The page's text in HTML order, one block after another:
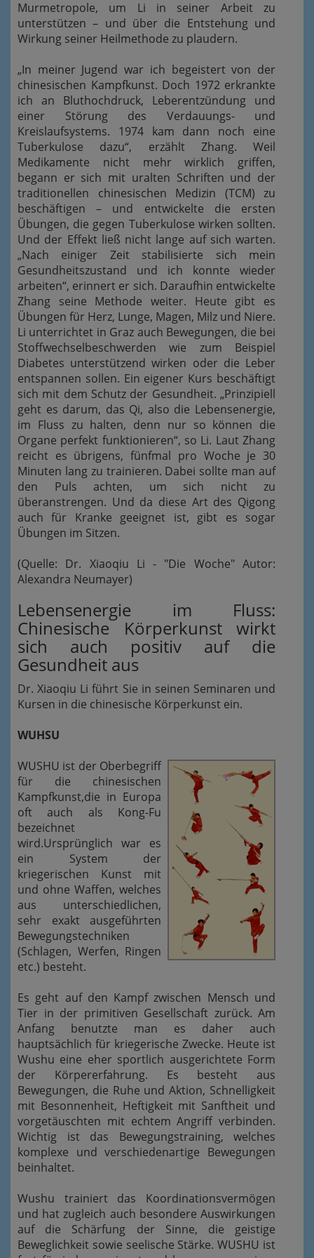
Murmetropole, um Li in seiner Arbeit zu
unterstützen – und über die Entstehung und
Wirkung seiner Heilmethode zu plaudern.
„In meiner Jugend war ich begeistert von der
chinesischen Kampfkunst. Doch 1972 erkrankte
ich an Bluthochdruck, Leberentzündung und
einer Störung des Verdauungs- und
Kreislaufsystems. 1974 kam dann noch eine
Tuberkulose dazu“, erzählt Zhang. Weil
Medikamente nicht mehr wirklich griffen,
begann er sich mit uralten Schriften und der
traditionellen chinesischen Medizin (TCM) zu
beschäftigen – und entwickelte die ersten
Übungen, die gegen Tuberkulose wirken sollten.
Und der Effekt ließ nicht lange auf sich warten.
„Nach einiger Zeit stabilisierte sich mein
Gesundheitszustand und ich konnte wieder
arbeiten“, erinnert er sich. Daraufhin entwickelte
Zhang seine Methode weiter. Heute gibt es
Übungen für Herz, Lunge, Magen, Milz und Niere.
Li unterrichtet in Graz auch Bewegungen, die bei
Stoffwechselbeschwerden wie zum Beispiel
Diabetes unterstützend wirken oder die Leber
entspannen sollen. Ein eigener Kurs beschäftigt
sich mit dem Schutz der Gesundheit. „Prinzipiell
geht es darum, das Qi, also die Lebensenergie,
im Fluss zu halten, denn nur so können die
Organe perfekt funktionieren“, so Li. Laut Zhang
reicht es übrigens, fünfmal pro Woche je 30
Minuten lang zu trainieren. Dabei sollte man auf
den Puls achten, um sich nicht zu
überanstrengen. Und da diese Art des Qigong
auch für Kranke geeignet ist, gibt es sogar
Übungen im Sitzen.
(Quelle: Dr. Xiaoqiu Li - "Die Woche" Autor:
Alexandra Neumayer)
Lebensenergie im Fluss:
Chinesische Körperkunst wirkt
sich auch positiv auf die
Gesundheit aus
Dr. Xiaoqiu Li führt Sie in seinen Seminaren und
Kursen in die chinesische Körperkunst ein.
WUHSU
WUSHU ist der Oberbegriff
für die chinesischen
Kampfkunst,die in Europa
oft auch als Kong-Fu
bezeichnet
wird.Ursprünglich war es
ein System der
kriegerischen Kunst mit
und ohne Waffen, welches
aus unterschiedlichen,
sehr exakt ausgeführten
Bewegungstechniken
(Schlagen, Werfen, Ringen
etc.) besteht.
Es geht auf den Kampf zwischen Mensch und
Tier in der primitiven Gesellschaft zurück. Am
Anfang benutzte man es daher auch
hauptsächlich für kriegerische Zwecke. Heute ist
Wushu eine eher sportlich ausgerichtete Form
der Körpererfahrung. Es besteht aus
Bewegungen, die Ruhe und Aktion, Schnelligkeit
mit Besonnenheit, Heftigkeit mit Sanftheit und
vorgetäuschten mit echtem Angriff verbinden.
Wichtig ist das Bewegungstraining, welches
komplexe und verschiedenartige Bewegungen
beinhaltet.
Wushu trainiert das Koordinationsvermögen
und hat zugleich auch besondere Auswirkungen
auf die Schärfung der Sinne, die geistige
Beweglichkeit sowie seelische Stärke. WUSHU ist